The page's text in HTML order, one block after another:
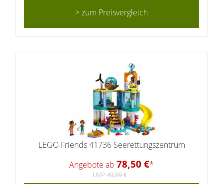
> zum Preisvergleich
LEGO Friends 41736 Seerettungszentrum
Angebote ab 78,50 €*
UVP 49,99 €